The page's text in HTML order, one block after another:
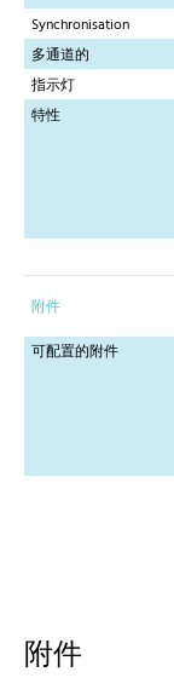
Synchronisation
多通道的
指示灯
特性
附件
可配置的附件
附件